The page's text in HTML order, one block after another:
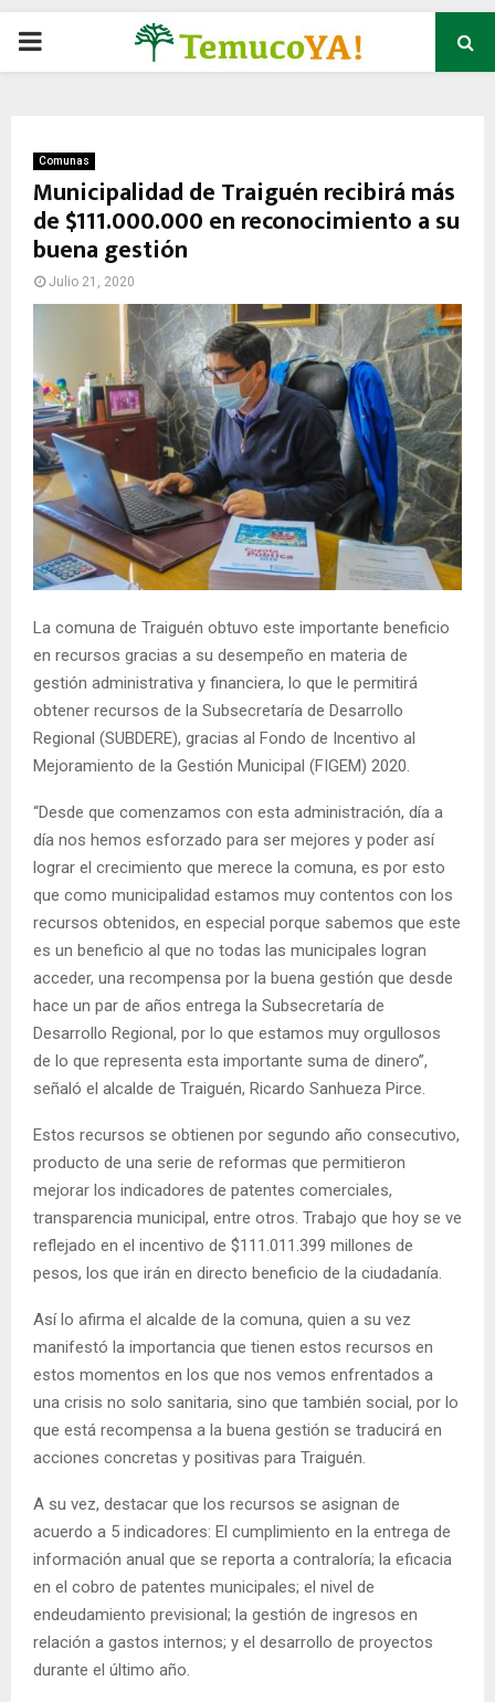
P
M
A
Y
M
E
N
U
Comunas
Municipalidad de Traiguén recibirá más
de $111.000.000 en reconocimiento a su
buena gestión
Julio 21, 2020
La comuna de Traiguén obtuvo este importante beneficio
en recursos gracias a su desempeño en materia de
gestión administrativa y financiera, lo que le permitirá
obtener recursos de la Subsecretaría de Desarrollo
Regional (SUBDERE), gracias al Fondo de Incentivo al
Mejoramiento de la Gestión Municipal (FIGEM) 2020.
“Desde que comenzamos con esta administración, día a
día nos hemos esforzado para ser mejores y poder así
lograr el crecimiento que merece la comuna, es por esto
que como municipalidad estamos muy contentos con los
recursos obtenidos, en especial porque sabemos que este
es un beneficio al que no todas las municipales logran
acceder, una recompensa por la buena gestión que desde
hace un par de años entrega la Subsecretaría de
Desarrollo Regional, por lo que estamos muy orgullosos
de lo que representa esta importante suma de dinero”,
señaló el alcalde de Traiguén, Ricardo Sanhueza Pirce.
Estos recursos se obtienen por segundo año consecutivo,
producto de una serie de reformas que permitieron
mejorar los indicadores de patentes comerciales,
transparencia municipal, entre otros. Trabajo que hoy se ve
reflejado en el incentivo de $111.011.399 millones de
pesos, los que irán en directo beneficio de la ciudadanía.
Así lo afirma el alcalde de la comuna, quien a su vez
manifestó la importancia que tienen estos recursos en
estos momentos en los que nos vemos enfrentados a
una crisis no solo sanitaria, sino que también social, por lo
que está recompensa a la buena gestión se traducirá en
acciones concretas y positivas para Traiguén.
A su vez, destacar que los recursos se asignan de
acuerdo a 5 indicadores: El cumplimiento en la entrega de
información anual que se reporta a contraloría; la eficacia
en el cobro de patentes municipales; el nivel de
endeudamiento previsional; la gestión de ingresos en
relación a gastos internos; y el desarrollo de proyectos
durante el último año.